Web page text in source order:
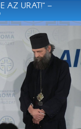
AZ URAT!“ –